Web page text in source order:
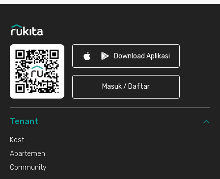
Download Aplikasi
Masuk / Daftar
Tenant
Kost
Apartemen
Community